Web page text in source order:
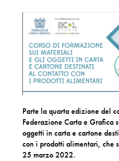
Parte la quarta edizione del
Federazione Carta e Grafica
oggetti in carta e cartone
con i prodotti alimentari, che
25 marzo 2022.